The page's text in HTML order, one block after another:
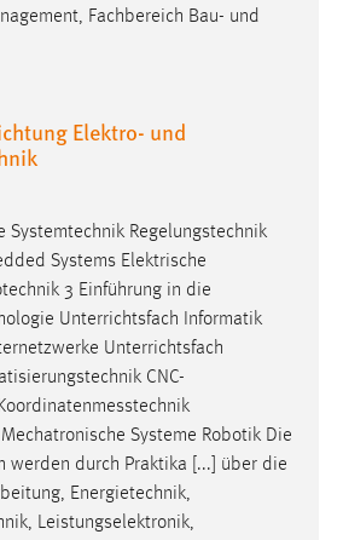
Fachbereich Bau- und
Elektro- und
Systemtechnik Regelungstechnik
Systems Elektrische
3 Einführung in die
Unterrichtsfach Informatik
Unterrichtsfach
CNC-
Koordinatenmesstechnik
Systeme Robotik Die
werden durch Praktika [...] über die
Energietechnik,
Leistungselektronik,
die gewählte Sprache der Website.
MIBEW_UserID, mibew_locale, mibew-
die Chatfunktion nutzen zu können.
mibew-chat-frame-style-
= 1 Jahr